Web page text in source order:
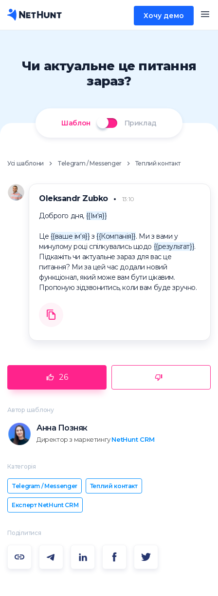
Хочу демо
Чи актуальне це питання
зараз?
Шаблон Приклад
Усі шаблони Telegram / Messenger Теплий контакт
Oleksandr Zubko 13:10
Доброго дня, {{Ім‘я}}
Це {{ваше ім‘я}} з{{Компанія}}. Ми з вами у
минулому році спілкувались щодо {{результат}}.
Підкажіть чи актуальне зараз для вас це
питання? Ми за цей час додали новий
функціонал, який може вам бути цікавим.
Пропоную зідзвонитись, коли вам буде зручно.
26
Автор шаблону
Анна Позняк
Директор з маркетингуNetHunt CRM
Категорія
Telegram / Messenger Теплий контакт
Експерт NetHunt CRM
Поділитися